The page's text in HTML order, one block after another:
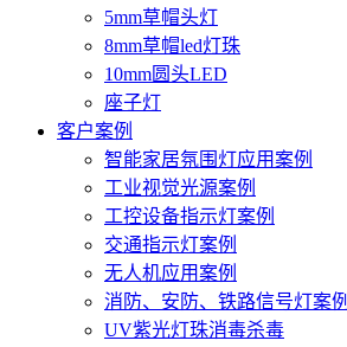
5mm草帽头灯
8mm草帽led灯珠
10mm圆头LED
座子灯
客户案例
智能家居氛围灯应用案例
工业视觉光源案例
工控设备指示灯案例
交通指示灯案例
无人机应用案例
消防、安防、铁路信号灯案例
UV紫光灯珠消毒杀毒